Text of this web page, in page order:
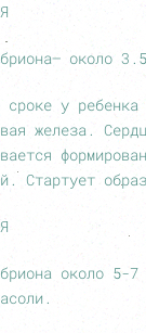
около
сроке у ребенка
железа.
Стартует
около 5-